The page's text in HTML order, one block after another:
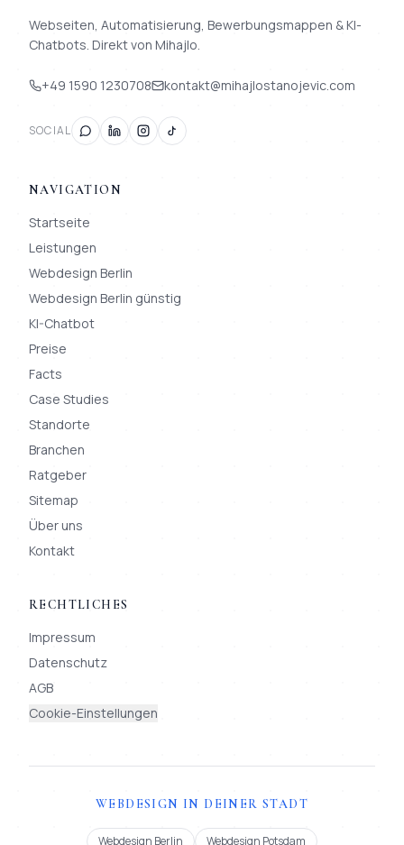
Webseiten, Automatisierung, Bewerbungsmappen & KI-
Chatbots. Direkt von Mihajlo.
+49 1590 1230708 kontakt@mihajlostanojevic.com
SOCIAL
NAVIGATION
Startseite
Leistungen
Webdesign Berlin
Webdesign Berlin günstig
KI-Chatbot
Preise
Facts
Case Studies
Standorte
Branchen
Ratgeber
Sitemap
Über uns
Kontakt
RECHTLICHES
Impressum
Datenschutz
AGB
Cookie-Einstellungen
WEBDESIGN IN DEINER STADT
Webdesign Berlin Webdesign Potsdam